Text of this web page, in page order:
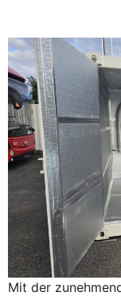
Mit der